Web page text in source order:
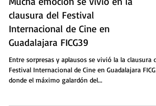
Mucha emoción se vivió en la
clausura del Festival
Internacional de Cine en
Guadalajara FICG39
Entre sorpresas y aplausos se vivió la la clausura